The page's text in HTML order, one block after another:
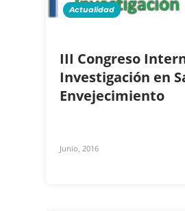
Actualidad
III Congreso
Investigación en
Envejecimiento
Junio, 2016